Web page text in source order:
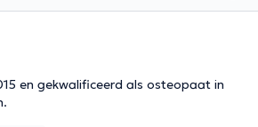
en gekwalificeerd als osteopaat in